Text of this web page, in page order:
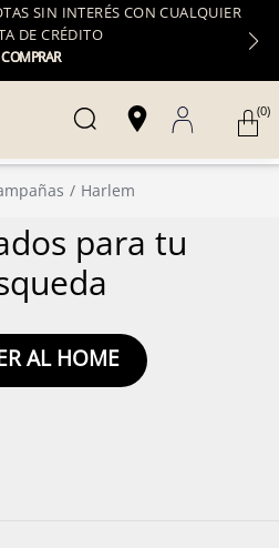
SIN INTERÉS CON CUALQUIER
DE CRÉDITO
COMPRAR
(0)
Harlem
para tu
AL HOME